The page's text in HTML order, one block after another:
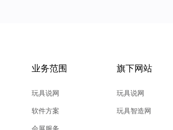
业务范围
玩具说网
软件方案
旗下网站
玩具说网
玩具智造网